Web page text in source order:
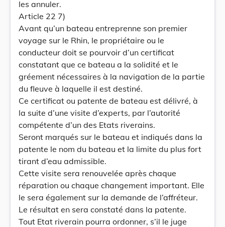
les annuler.
Article 22 7)
Avant qu’un bateau entreprenne son premier
voyage sur le Rhin, le propriétaire ou le
conducteur doit se pourvoir d’un certificat
constatant que ce bateau a la solidité et le
gréement nécessaires à la navigation de la partie
du fleuve à laquelle il est destiné.
Ce certificat ou patente de bateau est délivré, à
la suite d’une visite d’experts, par l’autorité
compétente d’un des Etats riverains.
Seront marqués sur le bateau et indiqués dans la
patente le nom du bateau et la limite du plus fort
tirant d’eau admissible.
Cette visite sera renouvelée après chaque
réparation ou chaque changement important. Elle
le sera également sur la demande de l’affréteur.
Le résultat en sera constaté dans la patente.
Tout Etat riverain pourra ordonner, s’il le juge